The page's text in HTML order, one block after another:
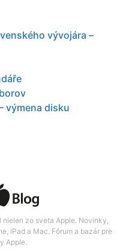
vývojára –
výmena disku
zo sveta Apple. Novinky,
iPad a Mac. Fórum a bazár pre
Apple.